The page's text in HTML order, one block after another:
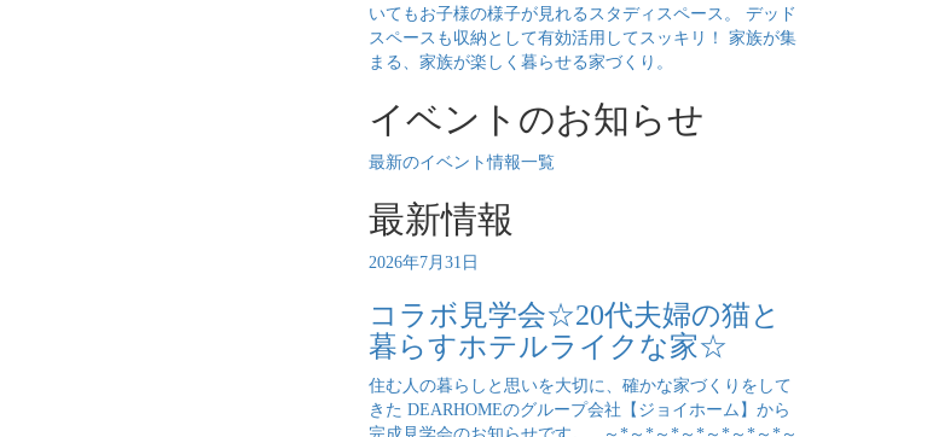
いてもお子様の様子が見れるスタディスペース。 デッド
スペースも収納として有効活用してスッキリ！ 家族が集
まる、家族が楽しく暮らせる家づくり。
イベントのお知らせ
最新のイベント情報一覧
最新情報
2026年7月31日
コラボ見学会☆20代夫婦の猫と
暮らすホテルライクな家☆
住む人の暮らしと思いを大切に、確かな家づくりをして
きた DEARHOMEのグループ会社【ジョイホーム】から